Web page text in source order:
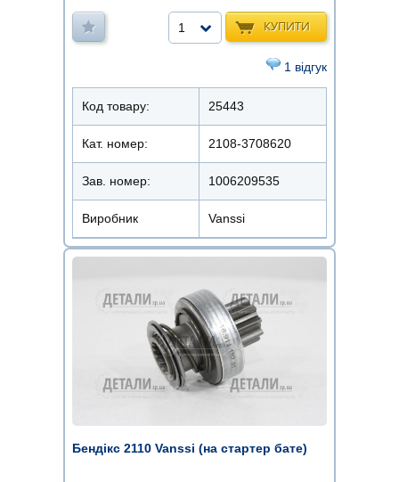
КУПИТИ
1
1 відгук
Код товару: 25443
Кат. номер: 2108-3708620
Зав. номер: 1006209535
Виробник Vanssi
Бендікс 2110 Vanssi (на стартер бате)